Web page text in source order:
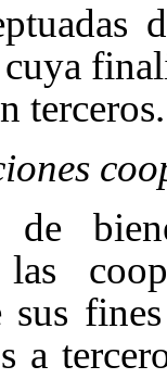
terceros.
las
a